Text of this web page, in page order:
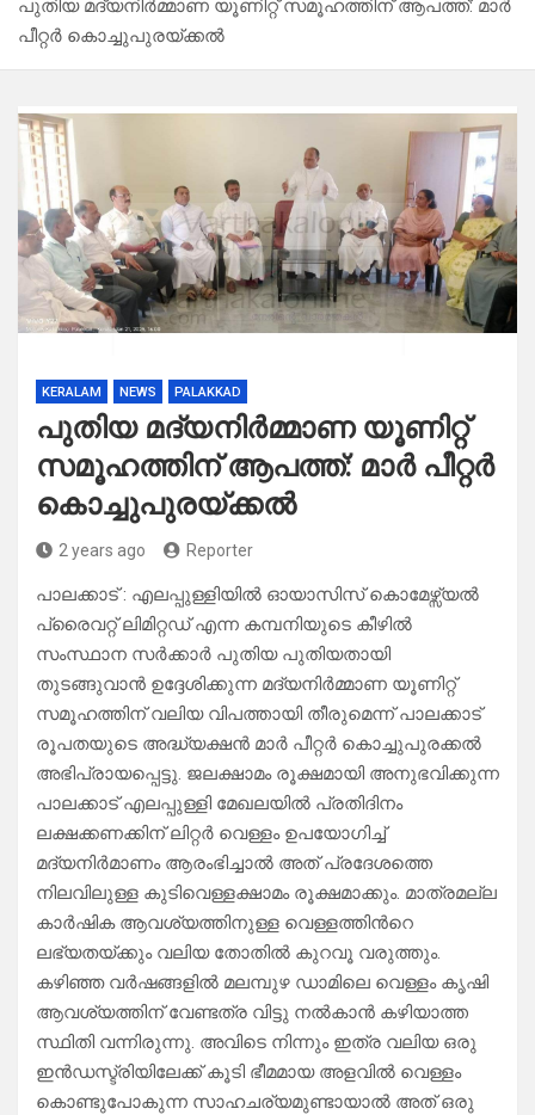
പുതിയ മദ്യനിർമ്മാണ യൂണിറ്റ് സമൂഹത്തിന് ആപത്ത്: മാർ
പീറ്റർ കൊച്ചുപുരയ്ക്കൽ
KERALAM NEWS PALAKKAD
പുതിയ മദ്യനിർമ്മാണ യൂണിറ്റ്
സമൂഹത്തിന് ആപത്ത്: മാർ പീറ്റർ
കൊച്ചുപുരയ്ക്കൽ
2 years ago Reporter
പാലക്കാട് : എലപ്പുള്ളിയിൽ ഓയാസിസ് കൊമേഴ്സ്യൽ
പ്രൈവറ്റ് ലിമിറ്റഡ് എന്ന കമ്പനിയുടെ കീഴിൽ
സംസ്ഥാന സർക്കാർ പുതിയ പുതിയതായി
തുടങ്ങുവാൻ ഉദ്ദേശിക്കുന്ന മദ്യനിർമ്മാണ യൂണിറ്റ്
സമൂഹത്തിന് വലിയ വിപത്തായി തീരുമെന്ന് പാലക്കാട്
രൂപതയുടെ അദ്ധ്യക്ഷൻ മാർ പീറ്റർ കൊച്ചുപുരക്കൽ
അഭിപ്രായപ്പെട്ടു. ജലക്ഷാമം രൂക്ഷമായി അനുഭവിക്കുന്ന
പാലക്കാട് എലപ്പുള്ളി മേഖലയിൽ പ്രതിദിനം
ലക്ഷക്കണക്കിന് ലിറ്റർ വെള്ളം ഉപയോഗിച്ച്
മദ്യനിർമാണം ആരംഭിച്ചാൽ അത് പ്രദേശത്തെ
നിലവിലുള്ള കുടിവെള്ളക്ഷാമം രൂക്ഷമാക്കും. മാത്രമല്ല
കാർഷിക ആവശ്യത്തിനുള്ള വെള്ളത്തിൻറെ
ലഭ്യതയ്ക്കും വലിയ തോതിൽ കുറവൂ വരുത്തും.
കഴിഞ്ഞ വർഷങ്ങളിൽ മലമ്പുഴ ഡാമിലെ വെള്ളം കൃഷി
ആവശ്യത്തിന് വേണ്ടത്ര വിട്ടു നൽകാൻ കഴിയാത്ത
സ്ഥിതി വന്നിരുന്നു. അവിടെ നിന്നും ഇത്ര വലിയ ഒരു
ഇൻഡസ്ട്രിയിലേക്ക് കൂടി ഭീമമായ അളവിൽ വെള്ളം
കൊണ്ടുപോകുന്ന സാഹചര്യമുണ്ടായാൽ അത് ഒരു